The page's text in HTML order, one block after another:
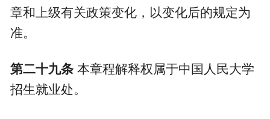
章和上级有关政策变化，以变化后的规定为
准。
第二十九条 本章程解释权属于中国人民大学
招生就业处。